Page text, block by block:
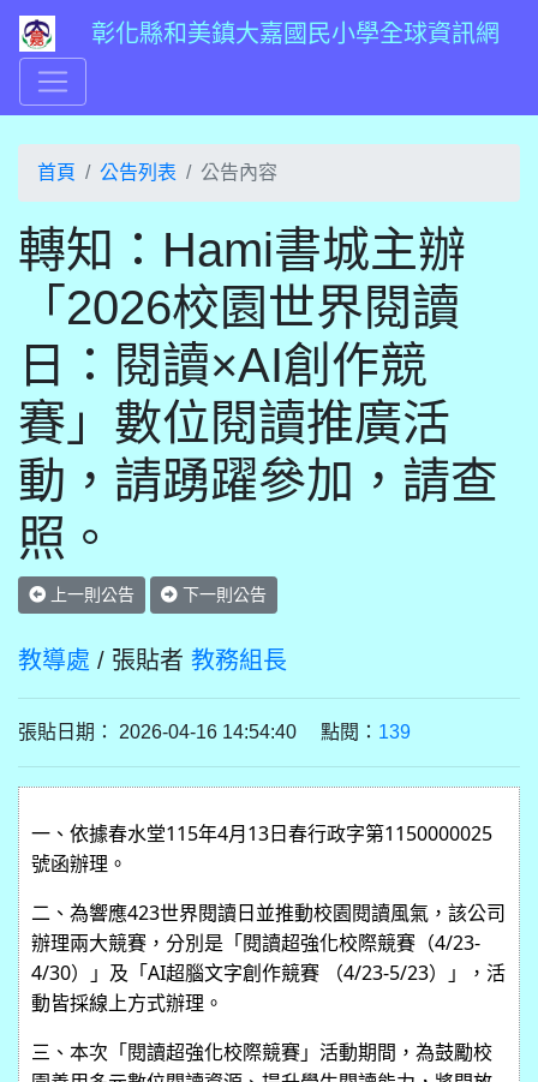
彰化縣和美鎮大嘉國民小學全球資訊網
首頁 公告列表 公告內容
轉知：Hami書城主辦
「2026校園世界閱讀
日：閱讀×AI創作競
賽」數位閱讀推廣活
動，請踴躍參加，請查
照。
上一則公告 下一則公告
教導處 / 張貼者 教務組長
張貼日期： 2026-04-16 14:54:40 點閱： 139
一、依據春水堂115年4月13日春行政字第1150000025
號函辦理。
二、為響應423世界閱讀日並推動校園閱讀風氣，該公司
辦理兩大競賽，分別是「閱讀超強化校際競賽（4/23-
4/30）」及「AI超腦文字創作競賽 （4/23-5/23）」，活
動皆採線上方式辦理。
三、本次「閱讀超強化校際競賽」活動期間，為鼓勵校